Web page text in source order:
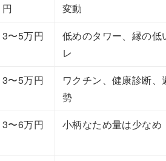
円
変動
3〜5万円
低めのタワー、縁の低
レ
3〜5万円
ワクチン、健康診断、
勢
3〜6万円 小柄なため量は少なめ